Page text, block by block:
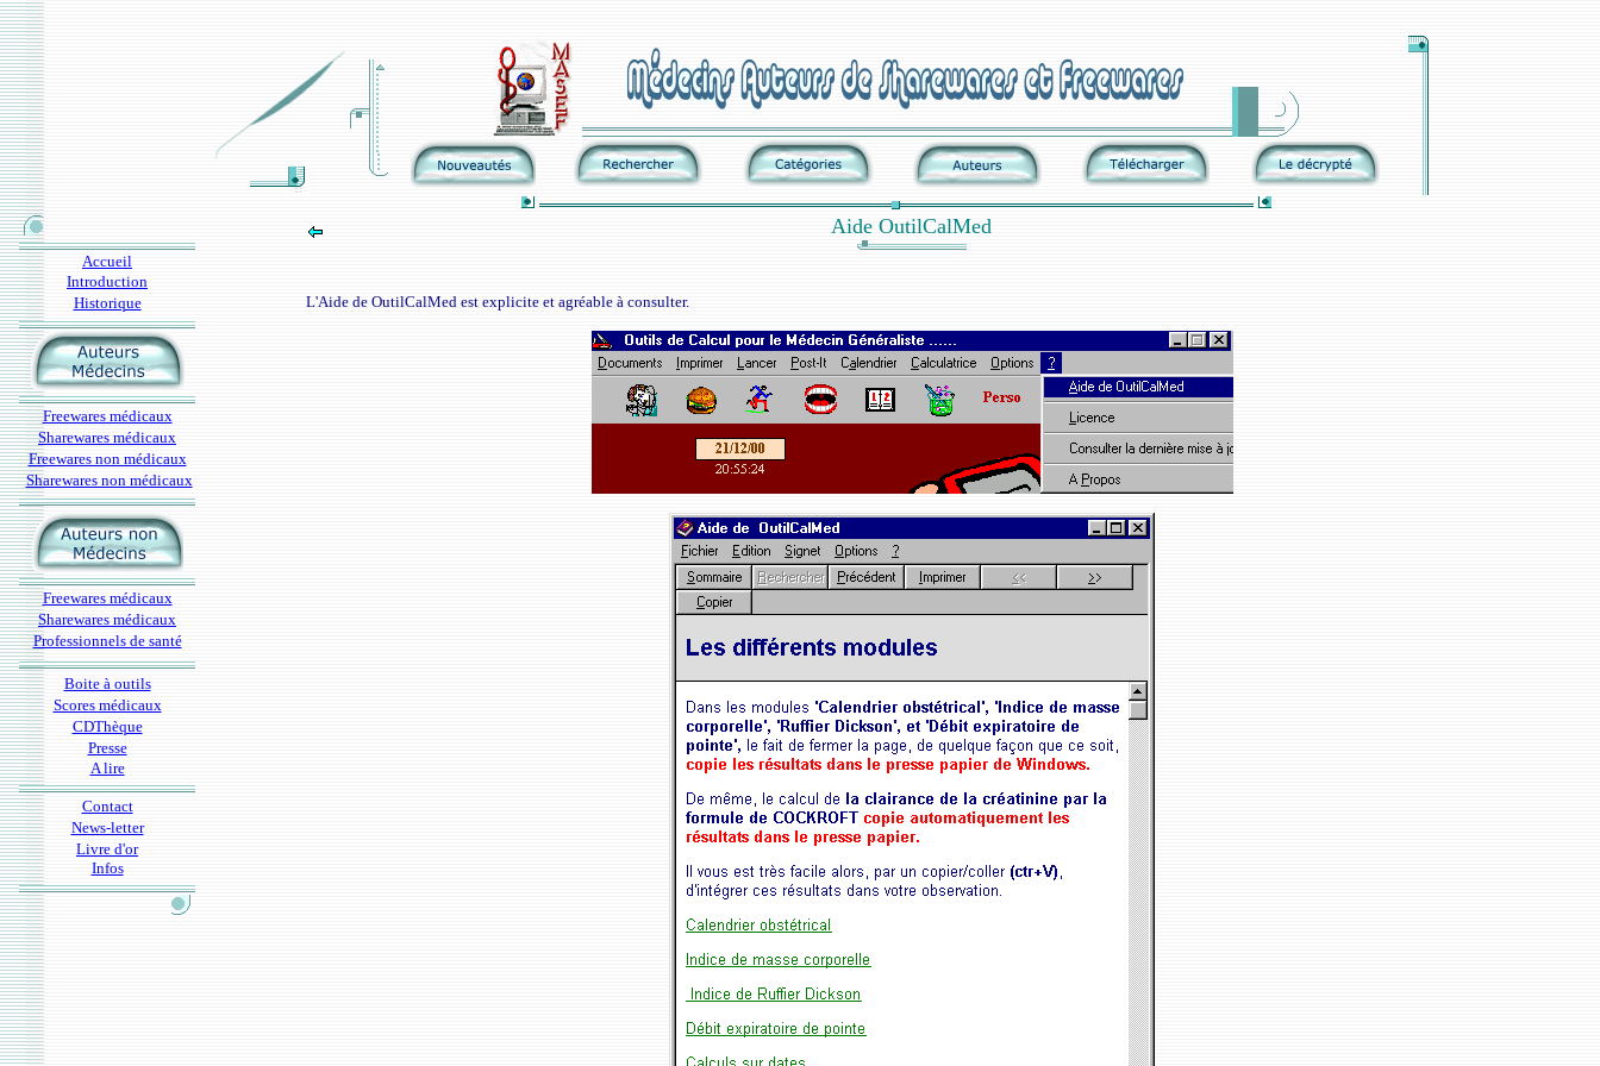
Accueil
Introduction
Historique
Freewares médicaux
Sharewares médicaux
Freewares non médicaux
Sharewares non médicaux
Freewares médicaux
Sharewares médicaux
Professionnels de santé
Boite à outils
Scores médicaux
CDThèque
Presse
A lire
Contact
News-letter
Livre d'or
Infos
Aide OutilCalMed
L'Aide de OutilCalMed est explicite et agréable à consulter.